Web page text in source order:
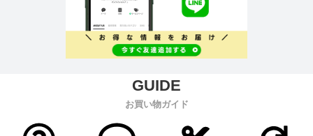
お買い物ガイド